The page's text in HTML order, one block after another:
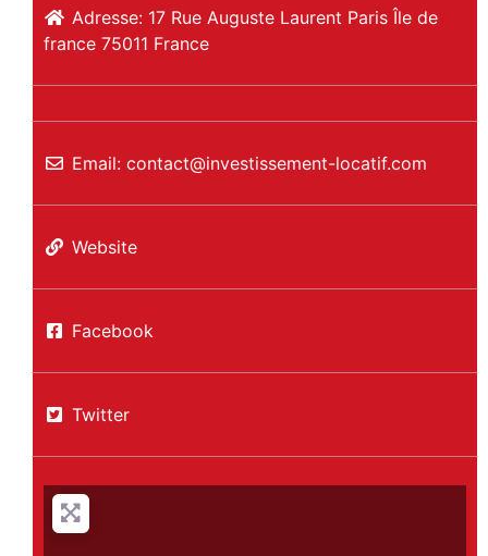
Adresse: 17 Rue Auguste Laurent Paris Île de
france 75011 France
Email: contact@investissement-locatif.com
Website
Facebook
Twitter